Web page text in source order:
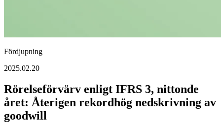
Fördjupning
2025.02.20
Rörelseförvärv enligt IFRS 3, nittonde
året: Återigen rekordhög nedskrivning av
goodwill